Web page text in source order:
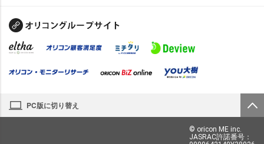
PC版に切り替え
© oricon ME inc.
JASRAC許諾番号：